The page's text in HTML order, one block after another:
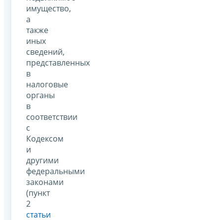
имущество,
а
также
иных
сведений,
представленных
в
налоговые
органы
в
соответствии
с
Кодексом
и
другими
федеральными
законами
(пункт
2
статьи